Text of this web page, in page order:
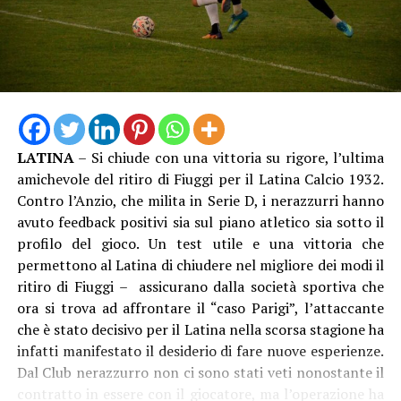
che ha voluto congratularsi con la comunità e
ringraziarla con questo significativo omaggio. È il segno
tangibile di una città capace di unirsi, di accogliere
grandi eventi e di proiettarsi con entusiasmo verso i
“La consegna della Torcia Olimpica – aggiunge
LATINA– Si chiude con una vittoria su rigore, l’ultima
amichevole del ritiro di Fiuggi per il Latina Calcio 1932.
Contro l’Anzio, che milita in Serie D, i nerazzurri hanno
avuto feedback positivi sia sul piano atletico sia sotto il
profilo del gioco. Un test utile e una vittoria che
permettono al Latina di chiudere nel migliore dei modi il
ritiro di Fiuggi – assicurano dalla società sportiva che
ora si trova ad affrontare il “caso Parigi”, l’attaccante
che è stato decisivo per il Latina nella scorsa stagione ha
infatti manifestato il desiderio di fare nuove esperienze.
Dal Club nerazzurro non ci sono stati veti nonostante il
contratto in essere con il giocatore, ma l’operazione ha